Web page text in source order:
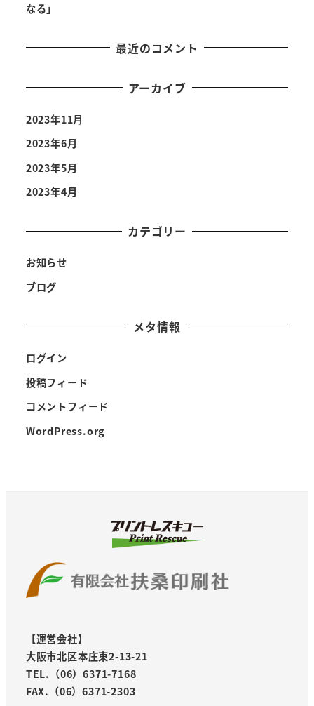
なる」
最近のコメント
アーカイブ
2023年11月
2023年6月
2023年5月
2023年4月
カテゴリー
お知らせ
ブログ
メタ情報
ログイン
投稿フィード
コメントフィード
WordPress.org
【運営会社】
大阪市北区本庄東2-13-21
TEL.（06）6371-7168
FAX.（06）6371-2303